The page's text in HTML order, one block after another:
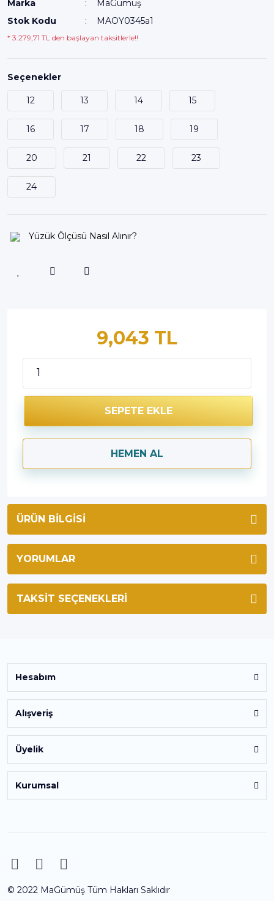
Marka
MaGümüş
Stok Kodu
MAOY0345a1
* 3.279,71 TL den başlayan taksitlerle!!
Seçenekler
12 13 14 15
16 17 18 19
20 21 22 23
24
Yüzük Ölçüsü Nasıl Alınır?
9,043 TL
SEPETE EKLE
HEMEN AL
ÜRÜN BILGISI
YORUMLAR
TAKSIT SEÇENEKLERI
Hesabım
Alışveriş
Üyelik
Kurumsal
© 2022 MaGümüş Tüm Hakları Saklıdır